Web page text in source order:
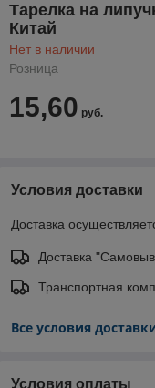
Тарелка на
Китай
Нет в наличии
Розница
15,60 руб.
Условия доставки
Доставка
Доставка
Транспортная
Все условия
Условия оплаты